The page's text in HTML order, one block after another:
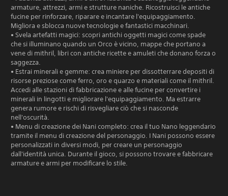
armature, attrezzi, armi e strutture naniche. Ricostruisci le antiche
fucine per rinforzare, riparare e incantare l'equipaggiamento.
Migliora e sblocca nuove tecnologie e fantastici macchinari.
• Svela artefatti magici: scopri antichi oggetti magici come spade
che si illuminano quando un Orco è vicino, mappe che portano a
vene di mithril, libri con antiche ricette e amuleti che donano forza o
saggezza.
• Estrai minerali e gemme: crea miniere per dissotterrare depositi di
risorse preziose come ferro, oro e quarzo e materiali come il mithril.
Accedi alle stazioni di fabbricazione e alle fucine per convertire i
minerali in lingotti e migliorare l'equipaggiamento. Ma estrarre
genera rumore e rischi di risvegliare ciò che si nasconde
nell'oscurità.
• Menu di creazione dei Nani completo: crea il tuo Nano leggendario
tramite il menu di creazione del personaggio. I Nani possono essere
personalizzati in diversi modi, per creare un personaggio
dall'identità unica. Durante il gioco, si possono trovare e fabbricare
armature e armi per modificare lo stile.